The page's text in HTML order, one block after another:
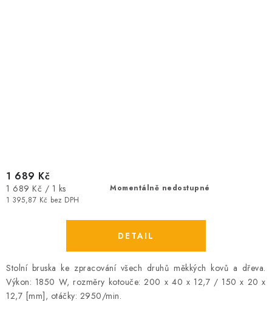
Momentálně nedostupné
1 395,87 Kč bez DPH
1 689 Kč
Měrná
cena:
1 689 Kč / 1 ks
Stolní bruska ke zpracování všech druhů měkkých kovů a dřeva.
Výkon: 1850 W, rozměry kotouče: 200 x 40 x 12,7 / 150 x 20 x
12,7 [mm], otáčky: 2950/min.